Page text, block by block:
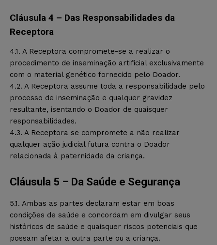
Cláusula 4 – Das Responsabilidades da
Receptora
4.1. A Receptora compromete-se a realizar o
procedimento de inseminação artificial exclusivamente
com o material genético fornecido pelo Doador.
4.2. A Receptora assume toda a responsabilidade pelo
processo de inseminação e qualquer gravidez
resultante, isentando o Doador de quaisquer
responsabilidades.
4.3. A Receptora se compromete a não realizar
qualquer ação judicial futura contra o Doador
relacionada à paternidade da criança.
Cláusula 5 – Da Saúde e Segurança
5.1. Ambas as partes declaram estar em boas
condições de saúde e concordam em divulgar seus
históricos de saúde e quaisquer riscos potenciais que
possam afetar a outra parte ou a criança.